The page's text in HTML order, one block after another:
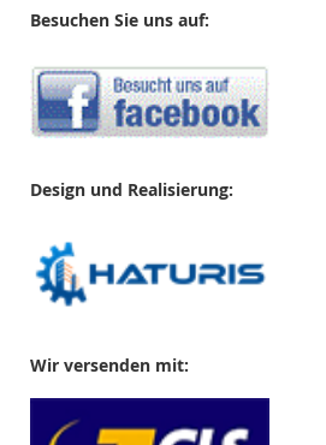
Besuchen Sie uns auf:
Design und Realisierung:
Wir versenden mit: